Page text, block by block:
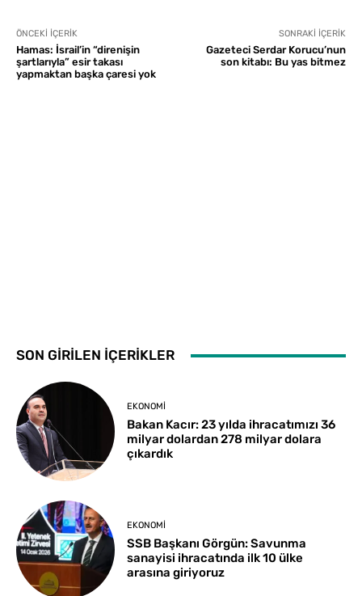
ÖNCEKI İÇERIK
Hamas: İsrail’in “direnişin
şartlarıyla” esir takası
yapmaktan başka çaresi yok
SONRAKI İÇERIK
Gazeteci Serdar Korucu’nun
son kitabı: Bu yas bitmez
SON GİRİLEN İÇERİKLER
EKONOMI
Bakan Kacır: 23 yılda ihracatımızı 36
milyar dolardan 278 milyar dolara
çıkardık
EKONOMI
SSB Başkanı Görgün: Savunma
sanayisi ihracatında ilk 10 ülke
arasına giriyoruz